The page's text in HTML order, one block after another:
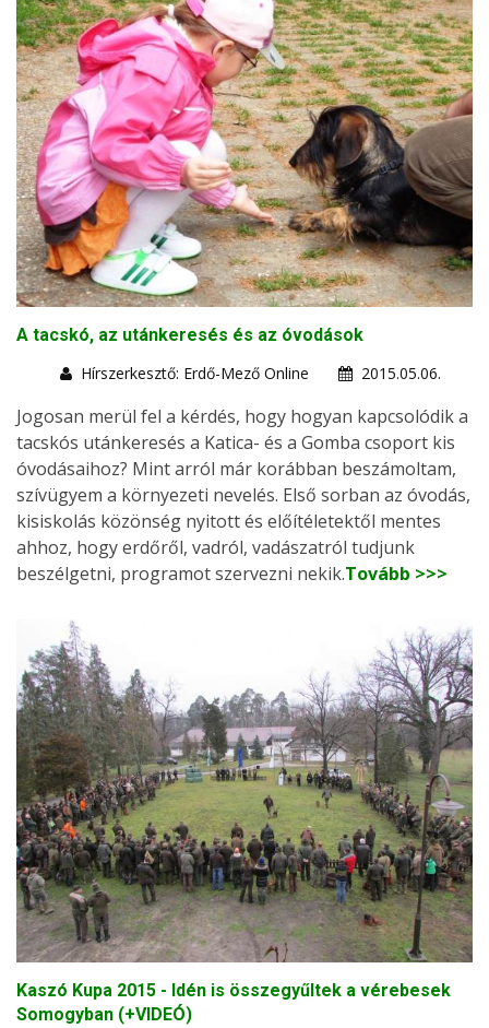
A tacskó, az utánkeresés és az óvodások
Hírszerkesztő: Erdő-Mező Online
2015.05.06.
Jogosan merül fel a kérdés, hogy hogyan kapcsolódik a
tacskós utánkeresés a Katica- és a Gomba csoport kis
óvodásaihoz? Mint arról már korábban beszámoltam,
szívügyem a környezeti nevelés. Első sorban az óvodás,
kisiskolás közönség nyitott és előítéletektől mentes
ahhoz, hogy erdőről, vadról, vadászatról tudjunk
beszélgetni, programot szervezni nekik.Tovább >>>
Kaszó Kupa 2015 - Idén is összegyűltek a vérebesek
Somogyban (+VIDEÓ)